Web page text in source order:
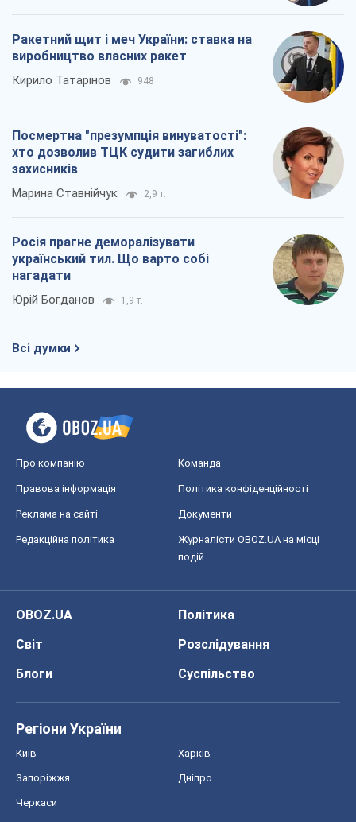
Ракетний щит і меч України: ставка на
виробництво власних ракет
Кирило Татарінов 948
Посмертна "презумпція винуватості":
хто дозволив ТЦК судити загиблих
захисників
Марина Ставнійчук 2,9 т.
Росія прагне деморалізувати
український тил. Що варто собі
нагадати
Юрій Богданов 1,9 т.
Всі думки
Про компанію Команда
Правова інформація Політика конфіденційності
Реклама на сайті Документи
Редакційна політика
Журналісти OBOZ.UA на місці
подій
OBOZ.UA
Політика
Світ
Розслідування
Блоги
Суспільство
Регіони України
Київ Харків
Запоріжжя Дніпро
Черкаси